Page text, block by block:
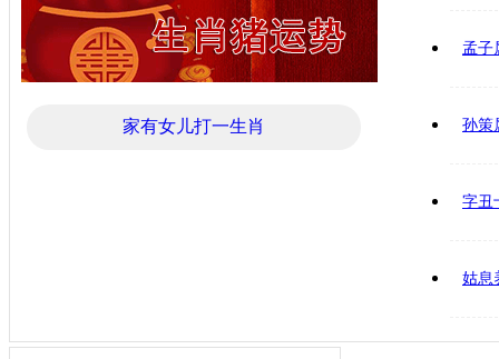
家有女儿打一生肖
孟子
孙策
字丑
姑息